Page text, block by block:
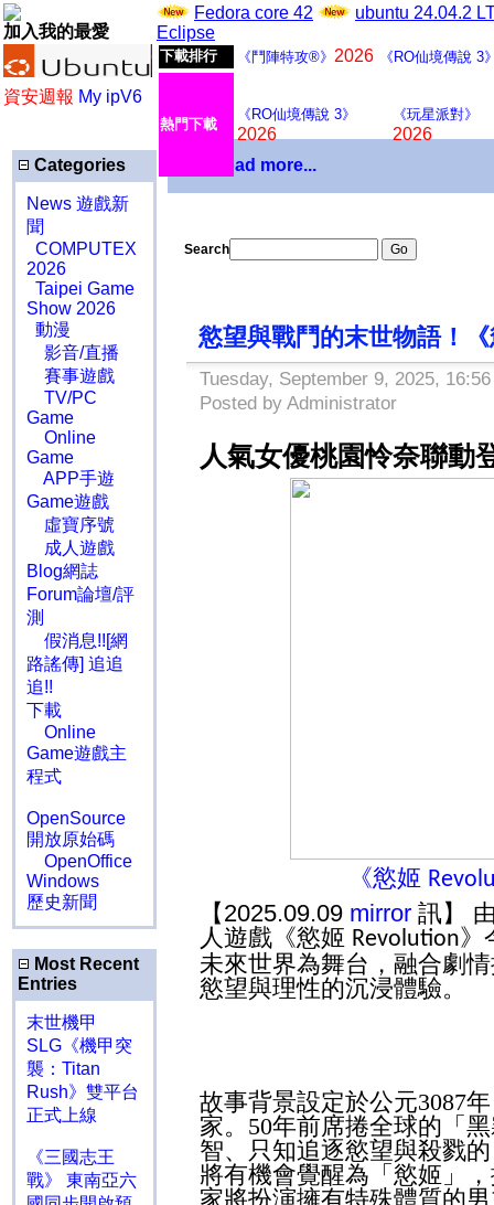
加入我的最愛
資安週報 My ipV6
Fedora core 42
ubuntu 24.04.2
Eclipse
下載排行 《鬥陣特攻®》 2026 《RO仙境傳說 3
熱門下載
《RO仙境傳說 3》
2026
《玩星派對》
2026
Categories
News 遊戲新
聞
COMPUTEX
2026
Taipei Game
Show 2026
動漫
影音/直播
賽事遊戲
TV/PC
Game
Online
Game
APP手遊
Game遊戲
虛寶序號
成人遊戲
Blog網誌
Forum論壇/評
測
假消息!![網
路謠傳] 追追
追!!
下載
Online
Game遊戲主
程式
OpenSource
開放原始碼
OpenOffice
Windows
歷史新聞
Most Recent
Entries
末世機甲
SLG《機甲突
襲：Titan
Rush》雙平台
正式上線
《三國志王
戰》 東南亞六
Download more...
Search
慾望與戰鬥的末世物語！
Tuesday, September 9, 2025,
Posted by Administrator
人氣女優桃園怜奈聯
《慾姬
【2025.09.09 mirror 訊】
人遊戲《慾姬 Revolution》
未來世界為舞台，融合劇
慾望與理性的沉浸體驗。
故事背景設定於公元3087
家。 50年前席捲全球的「
智、只知追逐慾望與殺戮
將有機會覺醒為「慾姬」
家將扮演擁有特殊體質的